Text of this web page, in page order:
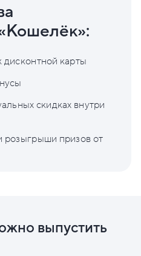
карты
скидках внутри
призов от
выпустить